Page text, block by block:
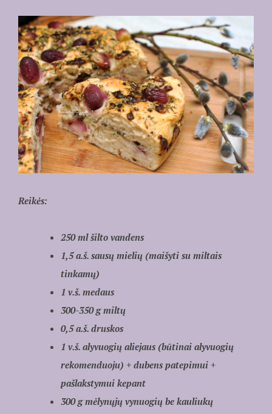
Reikės:
250 ml šilto vandens
1,5 a.š. sausų mielių (maišyti su miltais
tinkamų)
1 v.š. medaus
300-350 g miltų
0,5 a.š. druskos
1 v.š. alyvuogių aliejaus (būtinai alyvuogių
rekomenduoju) + dubens patepimui +
pašlakstymui kepant
300 g mėlynųjų vynuogių be kauliukų